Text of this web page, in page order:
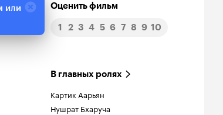
Оценить фильм
1 2 3 4 5 6 7 8 9 10
В главных ролях
Картик Аарьян
Нушрат Бхаруча
или